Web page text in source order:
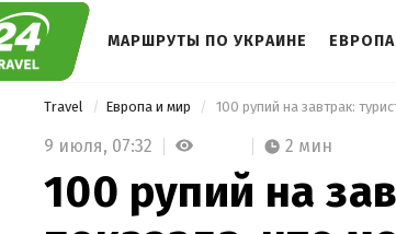
МАРШРУТЫ ПО УКРАИНЕ
Travel Европа и мир
9 июля, 07:32 2 мин
100 рупий на